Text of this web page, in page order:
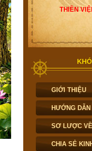
THIỀN
GIỚI THIỆU
HƯỚNG DẪN
SƠ LƯỢC
CHIA SẺ